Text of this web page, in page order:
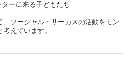
ーに来る子どもたち
ソーシャル・サーカスの活動をモン
えています。